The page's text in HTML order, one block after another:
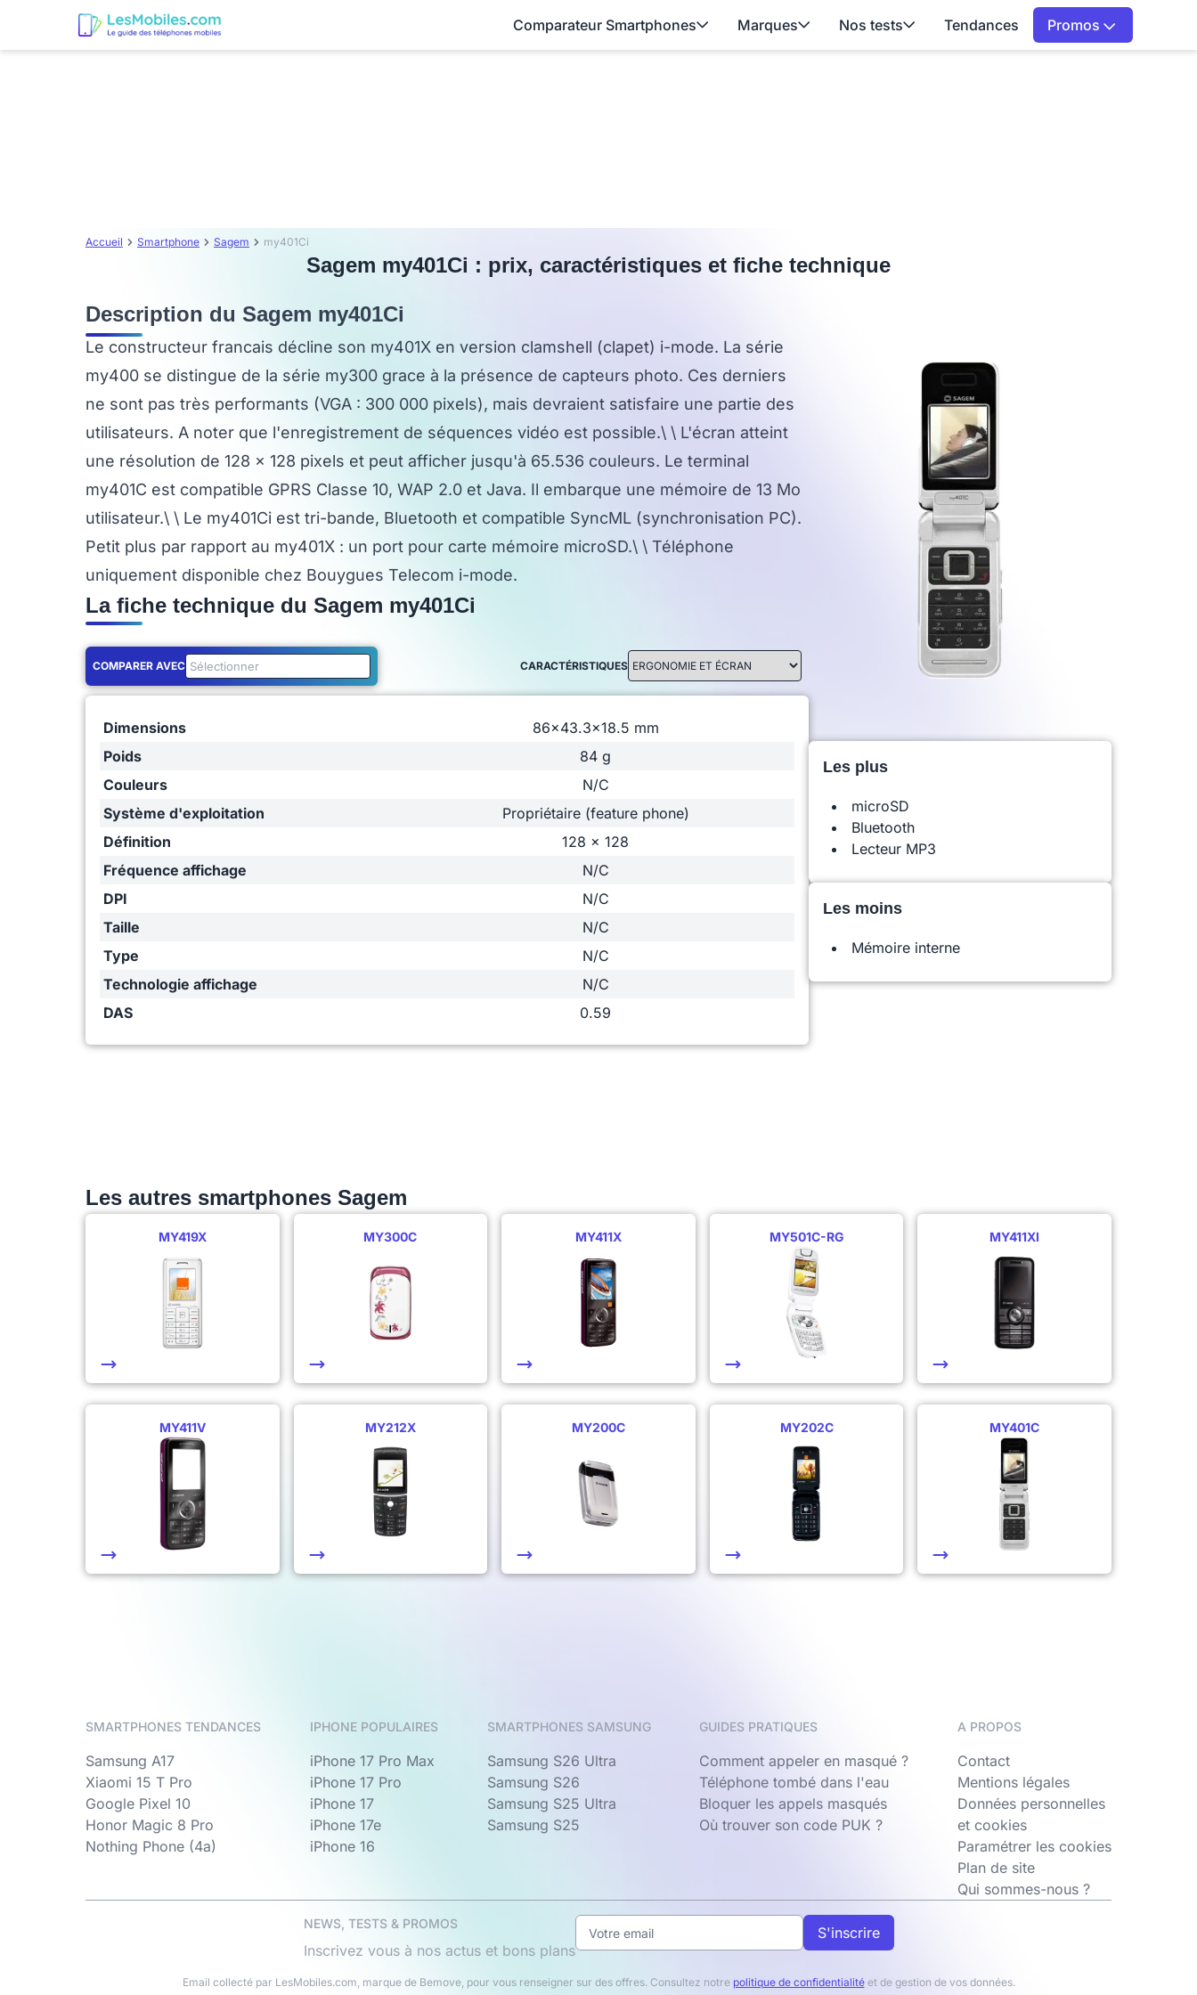
Comparateur Smartphones Marques Nos tests Tendances Promos
Accueil Smartphone Sagem my401Ci
Sagem my401Ci : prix, caractéristiques et fiche technique
Les plus
microSD
Bluetooth
Lecteur MP3
Les moins
Mémoire interne
Description du Sagem my401Ci
Le constructeur francais décline son my401X en version clamshell (clapet) i-mode. La série
my400 se distingue de la série my300 grace à la présence de capteurs photo. Ces derniers
ne sont pas très performants (VGA : 300 000 pixels), mais devraient satisfaire une partie des
utilisateurs. A noter que l'enregistrement de séquences vidéo est possible.\ \ L'écran atteint
une résolution de 128 x 128 pixels et peut afficher jusqu'à 65.536 couleurs. Le terminal
my401C est compatible GPRS Classe 10, WAP 2.0 et Java. Il embarque une mémoire de 13 Mo
utilisateur.\ \ Le my401Ci est tri-bande, Bluetooth et compatible SyncML (synchronisation PC).
Petit plus par rapport au my401X : un port pour carte mémoire microSD.\ \ Téléphone
uniquement disponible chez Bouygues Telecom i-mode.
La fiche technique du Sagem my401Ci
COMPARER AVEC CARACTÉRISTIQUES
Dimensions
86x43.3x18.5 mm
Poids
84 g
Couleurs
N/C
Système d'exploitation
Propriétaire (feature phone)
Définition
128 x 128
Fréquence affichage
N/C
DPI
N/C
Taille
N/C
Type
N/C
Technologie affichage
N/C
DAS
0.59
Les autres smartphones Sagem
MY419X MY300C MY411X MY501C-RG MY411XI
MY411V MY212X MY200C MY202C MY401C
SMARTPHONES TENDANCES
Samsung A17
Xiaomi 15 T Pro
Google Pixel 10
Honor Magic 8 Pro
Nothing Phone (4a)
IPHONE POPULAIRES
iPhone 17 Pro Max
iPhone 17 Pro
iPhone 17
iPhone 17e
iPhone 16
SMARTPHONES SAMSUNG
Samsung S26 Ultra
Samsung S26
Samsung S25 Ultra
Samsung S25
GUIDES PRATIQUES
Comment appeler en masqué ?
Téléphone tombé dans l'eau
Bloquer les appels masqués
Où trouver son code PUK ?
A PROPOS
Contact
Mentions légales
Données personnelles
et cookies
Paramétrer les cookies
Plan de site
Qui sommes-nous ?
NEWS, TESTS & PROMOS
Inscrivez vous à nos actus et bons plans
S'inscrire
Email collecté par LesMobiles.com, marque de Bemove, pour vous renseigner sur des offres. Consultez notre politique de confidentialitéet de gestion de vos données.